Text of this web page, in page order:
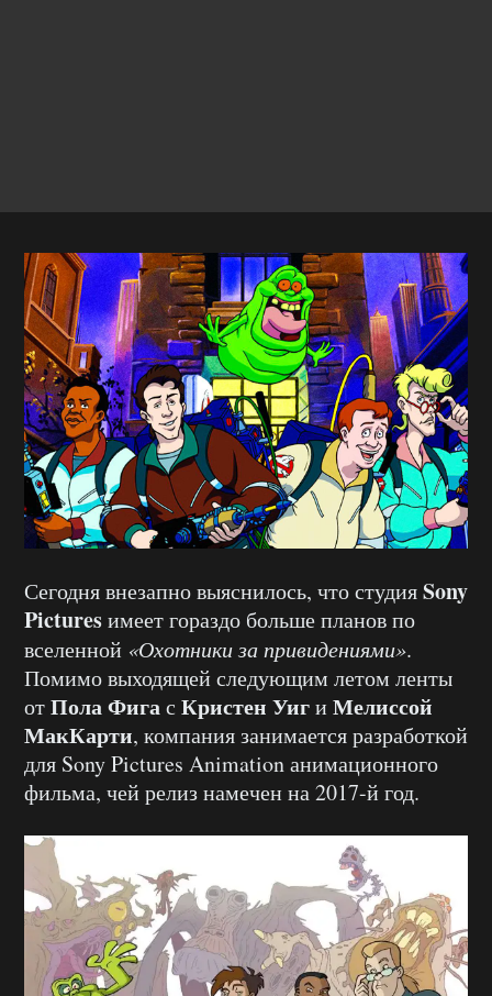
Сегодня внезапно выяснилось, что студияSony
Picturesимеет гораздо больше планов по
вселенной «Охотники за привидениями».
Помимо выходящей следующим летом ленты
отПола Фигас Кристен Уиги Мелиссой
МакКарти, компания занимается разработкой
для Sony Pictures Animation анимационного
фильма, чей релиз намечен на 2017-й год.